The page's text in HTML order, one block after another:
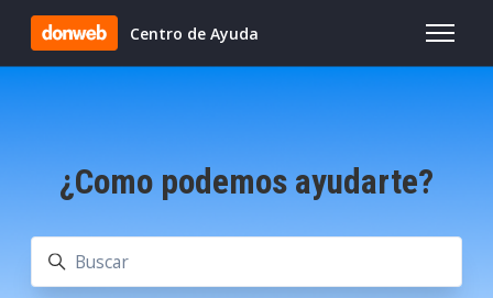
Saltar al contenido principal
Centro de Ayuda
Abrir/
¿Como podemos ayudarte?
Búsqueda